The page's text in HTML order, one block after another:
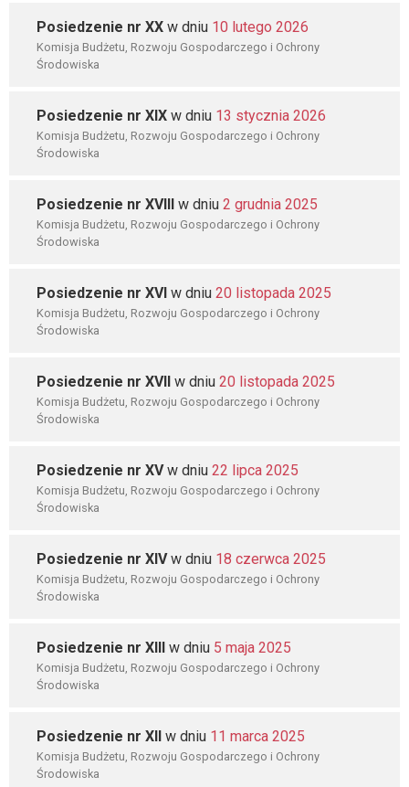
Posiedzenie nr XX w dniu 10 lutego 2026
Komisja Budżetu, Rozwoju Gospodarczego i Ochrony
Środowiska
Posiedzenie nr XIX w dniu 13 stycznia 2026
Komisja Budżetu, Rozwoju Gospodarczego i Ochrony
Środowiska
Posiedzenie nr XVIII w dniu 2 grudnia 2025
Komisja Budżetu, Rozwoju Gospodarczego i Ochrony
Środowiska
Posiedzenie nr XVI w dniu 20 listopada 2025
Komisja Budżetu, Rozwoju Gospodarczego i Ochrony
Środowiska
Posiedzenie nr XVII w dniu 20 listopada 2025
Komisja Budżetu, Rozwoju Gospodarczego i Ochrony
Środowiska
Posiedzenie nr XVw dniu 22 lipca 2025
Komisja Budżetu, Rozwoju Gospodarczego i Ochrony
Środowiska
Posiedzenie nr XIVw dniu 18 czerwca 2025
Komisja Budżetu, Rozwoju Gospodarczego i Ochrony
Środowiska
Posiedzenie nr XIII w dniu 5 maja 2025
Komisja Budżetu, Rozwoju Gospodarczego i Ochrony
Środowiska
Posiedzenie nr XII w dniu 11 marca 2025
Komisja Budżetu, Rozwoju Gospodarczego i Ochrony
Środowiska